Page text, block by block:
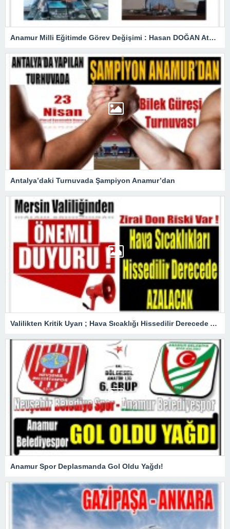
Anamur Milli Eğitimde Görev Değişimi : Hasan DOĞAN Atandı
Antalya’daki Turnuvada Şampiyon Anamur’dan
Valilikten Kritik Uyarı ; Hava Sıcaklığı Hissedilir Derecede Azalacak!
Anamur Spor Deplasmanda Gol Oldu Yağdı!